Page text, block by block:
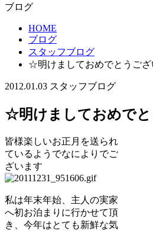
ブログ
HOME
ブログ
スタッフブログ
☆明けましておめでとうご
2012.01.03 スタッフブログ
☆明けましておめで
皆様楽しいお正月を送られ
ているようでなによりでご
ざいます
私は年末年始、主人の実家
へ初お泊まりに行かせて頂
き、今年はとても新鮮な気